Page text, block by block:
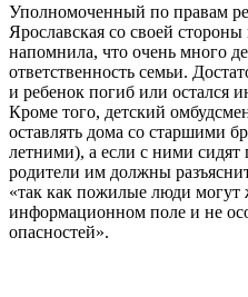
Уполномоченный по правам
Ярославская со своей
напомнила, что очень много
ответственность семьи.
и ребенок погиб или остался
Кроме того, детский
оставлять дома со старшими
летними), а если с ними сидят
родители им должны
«так как пожилые люди могут
информационном поле и не
опасностей».